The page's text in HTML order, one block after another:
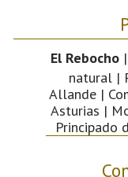
El Rebocho|
natural |
Allande |
Asturias |
Principado